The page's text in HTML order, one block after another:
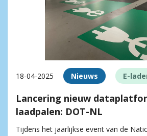
18-04-2025 Nieuws E-
Lancering nieuw
laadpalen: DOT-NL
Tijdens het jaarlijkse event van de